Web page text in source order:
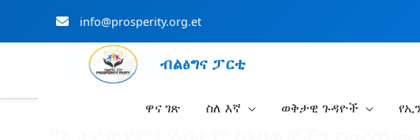
info@prosperity.org.et
ብልፅግና ፓርቲ
ዋና ገጽ ስለ እኛ ወቅታዊ ጉዳዮች